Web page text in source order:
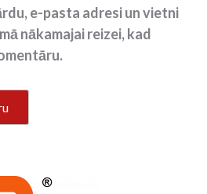
e-pasta adresi un vietni
nākamajai reizei, kad